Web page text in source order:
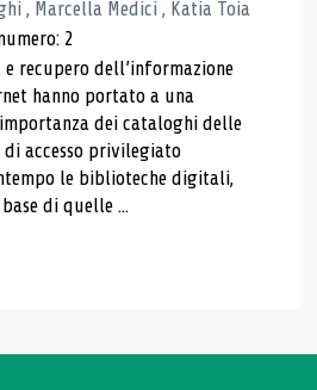
, Marcella Medici , Katia Toia
2
recupero dell’informazione
hanno portato a una
dei cataloghi delle
accesso privilegiato
le biblioteche digitali,
di quelle ...